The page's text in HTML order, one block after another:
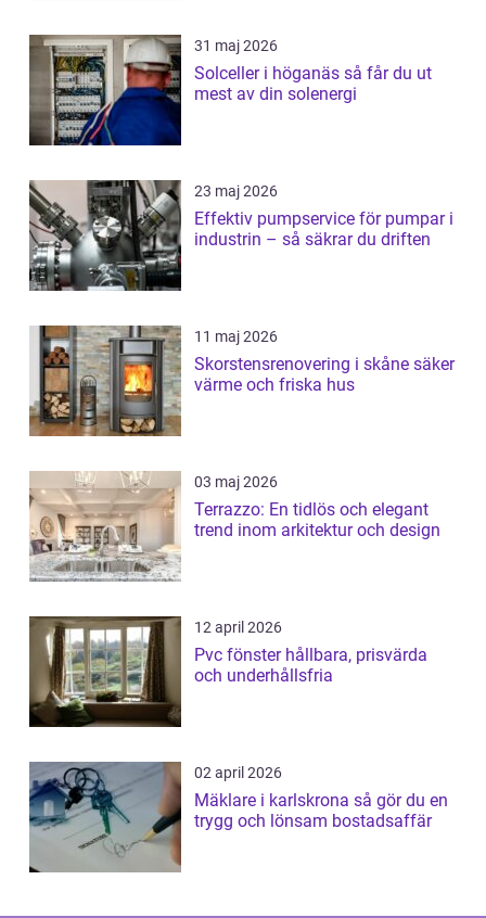
31 maj 2026
Solceller i höganäs så får du ut
mest av din solenergi
23 maj 2026
Effektiv pumpservice för pumpar i
industrin – så säkrar du driften
11 maj 2026
Skorstensrenovering i skåne säker
värme och friska hus
03 maj 2026
Terrazzo: En tidlös och elegant
trend inom arkitektur och design
12 april 2026
Pvc fönster hållbara, prisvärda
och underhållsfria
02 april 2026
Mäklare i karlskrona så gör du en
trygg och lönsam bostadsaffär